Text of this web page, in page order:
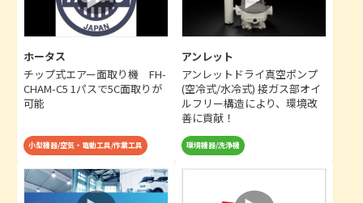
ホータス
チップ式エアー面取り機 FH-
CHAM-C5 1パスで5C面取りが
可能
小型機器/空気・電動工具/作業工具
アンレット
アンレットドライ真空ポンプ
(空冷式/水冷式) 接ガス部オイ
ルフリー構造により、環境改
善に貢献！
環境機器/洗浄機